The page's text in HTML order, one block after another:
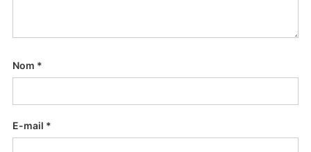
Nom *
E-mail *